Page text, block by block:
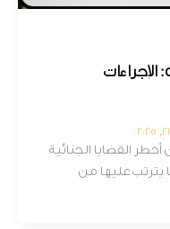
القضايا الجنائية
يترتب عليها من